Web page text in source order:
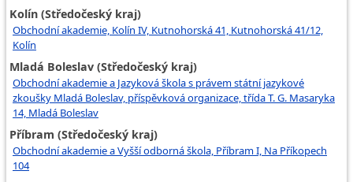
Kolín (Středočeský kraj)
Obchodní akademie, Kolín IV, Kutnohorská 41, Kutnohorská 41/12,
Kolín
Mladá Boleslav (Středočeský kraj)
Obchodní akademie a Jazyková škola s právem státní jazykové
zkoušky Mladá Boleslav, příspěvková organizace, třída T. G. Masaryka
14, Mladá Boleslav
Příbram (Středočeský kraj)
Obchodní akademie a Vyšší odborná škola, Příbram I, Na Příkopech
104